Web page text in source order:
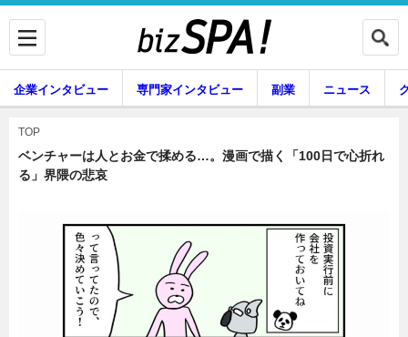
企業インタビュー 専門家インタビュー
副業 ニュース
企業インタビュー 専門家インタビュー 副業 ニュース
暮らし
TOP
ベンチャーは人とお金で揉める…。漫画で描く「100日で心折れ
る」界隈の悲哀